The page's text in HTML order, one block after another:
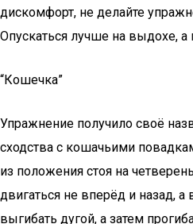
дискомфорт, не делайте
Опускаться лучше на выдохе, а
“Кошечка”
Упражнение получило своё
сходства с кошачьими
из положения стоя на
двигаться не вперёд и назад,
выгибать дугой, а затем